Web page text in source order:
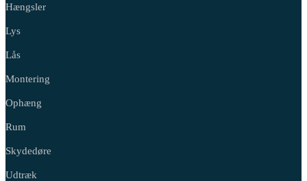
Hængsler
Lys
Lås
Montering
Ophæng
Rum
Skydedøre
Udtræk